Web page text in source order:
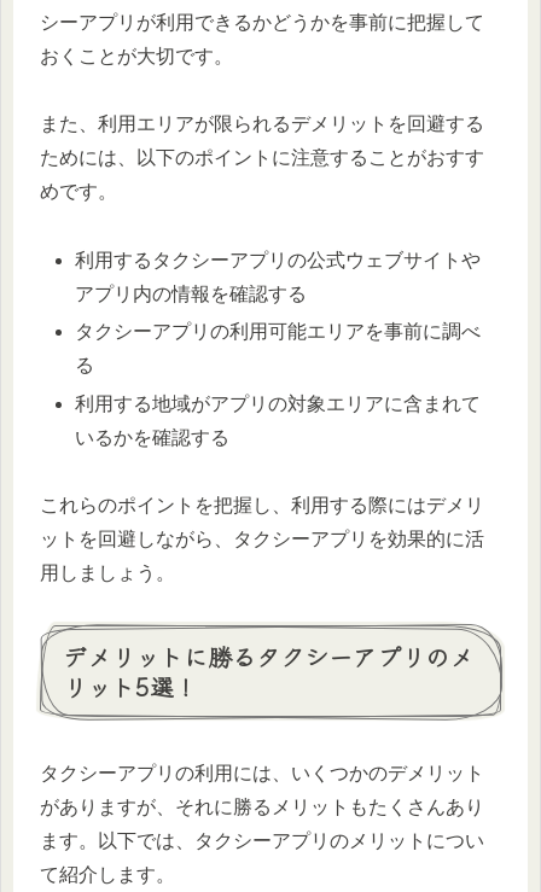
シーアプリが利用できるかどうかを事前に把握して
おくことが大切です。
また、利用エリアが限られるデメリットを回避する
ためには、以下のポイントに注意することがおすす
めです。
利用するタクシーアプリの公式ウェブサイトや
アプリ内の情報を確認する
タクシーアプリの利用可能エリアを事前に調べ
る
利用する地域がアプリの対象エリアに含まれて
いるかを確認する
これらのポイントを把握し、利用する際にはデメリ
ットを回避しながら、タクシーアプリを効果的に活
用しましょう。
デメリットに勝るタクシーアプリのメ
リット5選！
タクシーアプリの利用には、いくつかのデメリット
がありますが、それに勝るメリットもたくさんあり
ます。以下では、タクシーアプリのメリットについ
て紹介します。